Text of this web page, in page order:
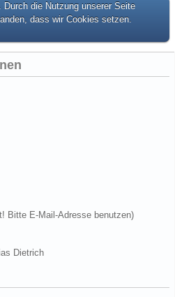
die Nutzung unserer Seite
dass wir Cookies setzen.
E-Mail-Adresse benutzen)
Dietrich